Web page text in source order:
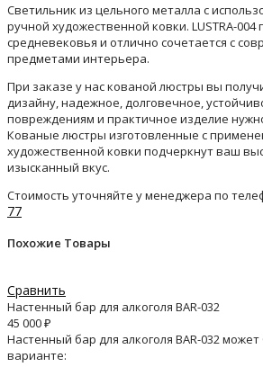
Светильник из цельного металла с
ручной художественной ковки. LUSTRA-
средневековья и отлично сочетается с
предметами интерьера.
При заказе у нас кованой люстры вы
дизайну, надежное, долговечное,
повреждениям и практичное изделие
Кованые люстры изготовленные с
художественной ковки подчеркнут ваш
изысканный вкус.
Стоимость уточняйте у менеджера по
77
Похожие Товары
Сравнить
Настенный бар для алкоголя BAR-032
45 000₽
Настенный бар для алкоголя BAR-032
варианте: